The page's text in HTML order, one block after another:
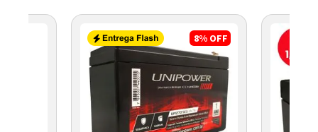
8% OFF